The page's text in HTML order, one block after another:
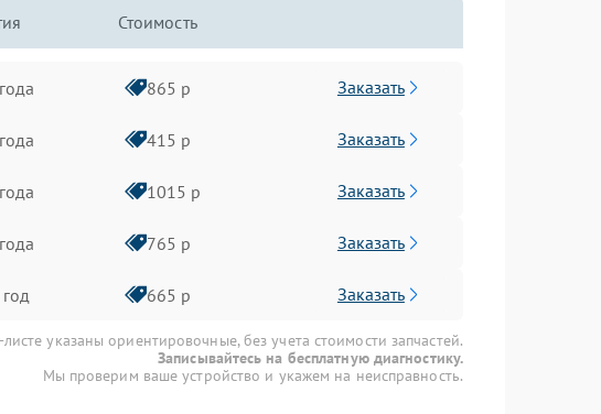
Стоимость
865 р Заказать
415 р Заказать
1015 р Заказать
765 р Заказать
665 р Заказать
указаны ориентировочные, без учета стоимости запчастей.
Записывайтесь на бесплатную диагностику.
Мы проверим ваше устройство и укажем на неисправность.